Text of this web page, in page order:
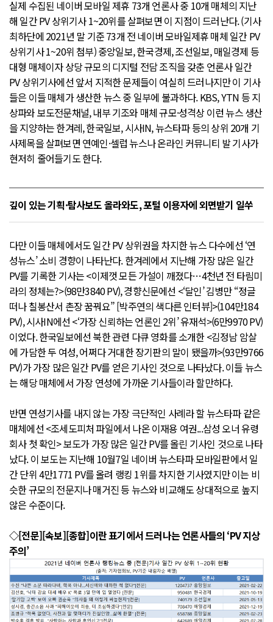
실제 수집된 네이버 모바일 제휴 73개 언론사 중 10개 매체의 지난
해 일간 PV 상위기사 1~20위를 살펴보면 이 지점이 드러난다. (기사
최하단에 2021년 말 기준 73개 전 네이버 모바일제휴 매체 일간 PV
상위기사 1~20위 첨부) 중앙일보, 한국경제, 조선일보, 매일경제 등
대형 매체이자 상당 규모의 디지털 전담 조직을 갖춘 언론사 일간
PV 상위기사에선 앞서 지적한 문제들이 여실히 드러나지만 이 기사
들은 이들 매체가 생산한 뉴스 중 일부에 불과하다. KBS, YTN 등 지
상파와 보도전문채널, 내부 기조와 매체 규모·성격상 이런 뉴스 생산
을 지양하는 한겨레, 한국일보, 시사IN, 뉴스타파 등의 상위 20개 기
사제목을 살펴보면 연예인·셀럽 뉴스나 온라인 커뮤니티 발 기사가
현저히 줄어들기도 한다.
깊이 있는 기획·탐사보도 올라와도, 포털 이용자에 외면받기 일쑤
다만 이들 매체에서도 일간 PV 상위권을 차지한 뉴스 다수에선 ‘연
성뉴스’ 소비 경향이 나타난다. 한겨레에서 지난해 가장 많은 일간
PV를 기록한 기사는 <이제껏 모든 가설이 깨졌다…4천년 전 타림미
라의 정체는?>(98만3840 PV), 경향신문에선 <‘달인’ 김병만 “정글
떠나 칠봉산서 촌장 꿈꿔요” [박주연의 색다른 인터뷰]>(104만184
PV), 시사IN에선 <‘가장 신뢰하는 언론인 2위’ 유재석>(6만9970 PV)
이었다. 한국일보에선 북한 관련 다큐 영화를 소개한 <김정남 암살
에 가담한 두 여성, 어쩌다 거대한 장기판의 말이 됐을까>(93만9766
PV)가 가장 많은 일간 PV를 얻은 기사인 것으로 나타났다. 이들 뉴스
는 해당 매체에서 가장 연성에 가까운 기사들이라 할만하다.
반면 연성기사를 내지 않는 가장 극단적인 사례라 할 뉴스타파 같은
매체에선 <조세도피처 파일에서 나온 이재용 여권...삼성 오너 유령
회사 첫 확인> 보도가 가장 많은 일간 PV를 올린 기사인 것으로 나타
났다. 이 보도는 지난해 10월7일 네이버 뉴스타파 모바일판에서 일
간 단위 4만1771 PV를 올려 랭킹 1위를 차지한 기사였지만 이는 비
슷한 규모의 전문지나 매거진 등 뉴스와 비교해도 상대적으로 높지
않은 수준이다.
◇[전문][속보][종합]이란 표기에서 드러나는 언론사들의 ‘PV 지상
주의’